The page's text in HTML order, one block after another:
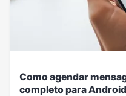
Como agendar
completo para Android